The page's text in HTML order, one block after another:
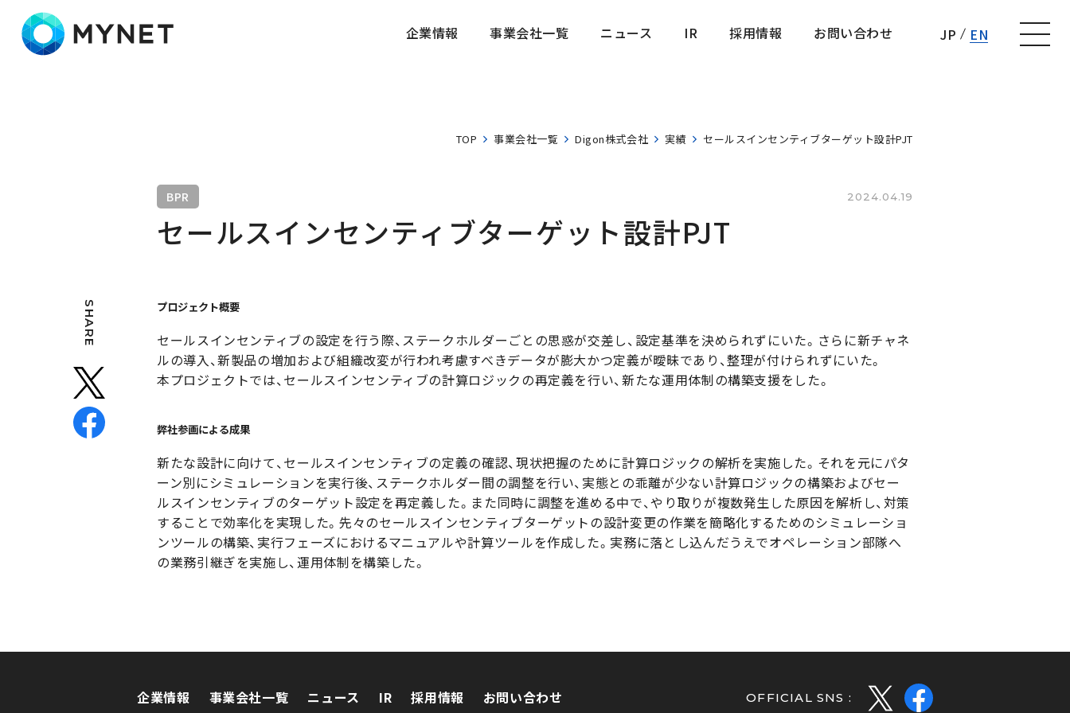
企業情報
事業会社一覧
ニュース
IR
採用情報
お問い合わせ
JP EN
TOP 事業会社一覧 Digon株式会社 実績 セールスインセンティブターゲット設計PJT
BPR 2024.04.19
セールスインセンティブターゲット設計PJT
SHARE プロジェクト概要
セールスインセンティブの設定を行う際、ステークホルダーごとの思惑が交差し、設定基準を決められずにいた。さらに新チャネ
ルの導入、新製品の増加および組織改変が行われ考慮すべきデータが膨大かつ定義が曖昧であり、整理が付けられずにいた。
本プロジェクトでは、セールスインセンティブの計算ロジックの再定義を行い、新たな運用体制の構築支援をした。
弊社参画による成果
新たな設計に向けて、セールスインセンティブの定義の確認、現状把握のために計算ロジックの解析を実施した。それを元にパタ
ーン別にシミュレーションを実行後、ステークホルダー間の調整を行い、実態との乖離が少ない計算ロジックの構築およびセー
ルスインセンティブのターゲット設定を再定義した。また同時に調整を進める中で、やり取りが複数発生した原因を解析し、対策
することで効率化を実現した。先々のセールスインセンティブターゲットの設計変更の作業を簡略化するためのシミュレーショ
ンツールの構築、実行フェーズにおけるマニュアルや計算ツールを作成した。実務に落とし込んだうえでオペレーション部隊へ
の業務引継ぎを実施し、運用体制を構築した。
企業情報
事業会社一覧
ニュース
IR
採用情報
お問い合わせ
OFFICIAL SNS :